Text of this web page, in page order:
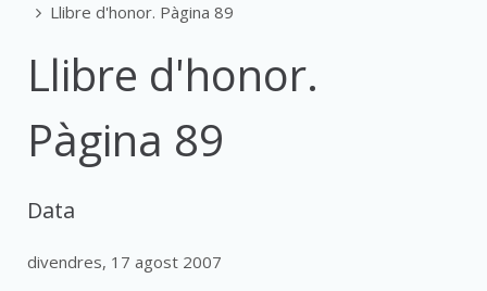
Llibre d'honor. Pàgina 89
Llibre d'honor.
Pàgina 89
Data
divendres, 17 agost 2007